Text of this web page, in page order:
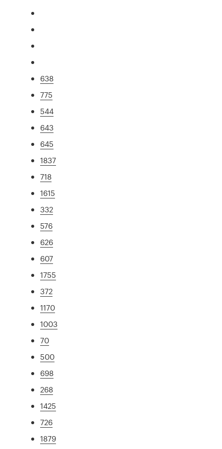
638
775
544
643
645
1837
718
1615
332
576
626
607
1755
372
1170
1003
70
500
698
268
1425
726
1879